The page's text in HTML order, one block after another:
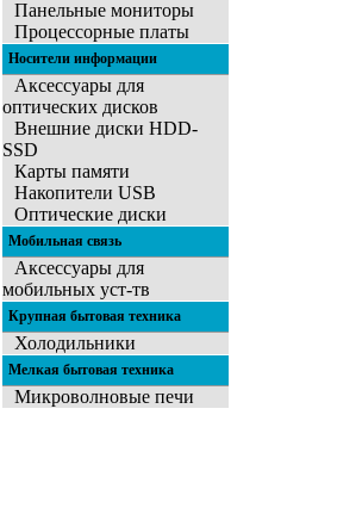
Панельные мониторы
Процессорные платы
Носители информации
Аксессуары для
оптических дисков
Внешние диски HDD-
SSD
Карты памяти
Накопители USB
Оптические диски
Мобильная связь
Аксессуары для
мобильных уст-тв
Крупная бытовая техника
Холодильники
Мелкая бытовая техника
Микроволновые печи